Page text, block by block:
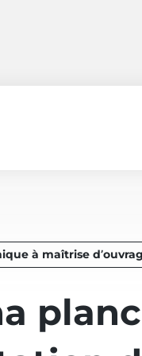
de parkings en Région
à maîtrise